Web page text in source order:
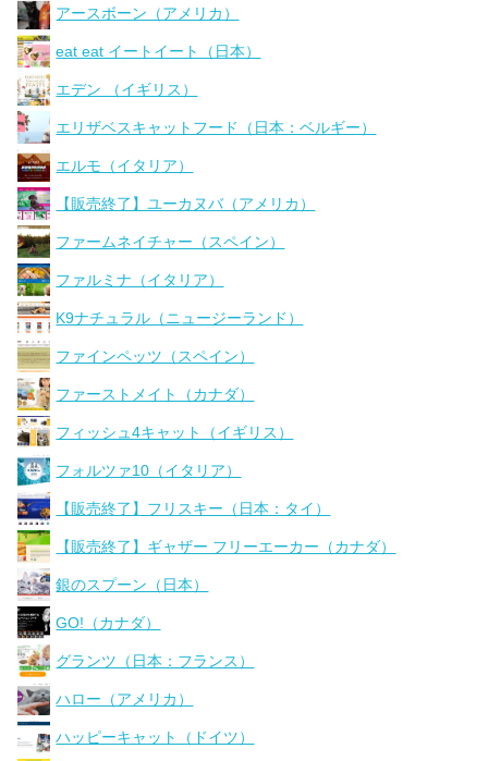
アースボーン（アメリカ）
eat eat イートイート（日本）
エデン （イギリス）
エリザベスキャットフード（日本：ベルギー）
エルモ（イタリア）
【販売終了】ユーカヌバ（アメリカ）
ファームネイチャー（スペイン）
ファルミナ（イタリア）
K9ナチュラル（ニュージーランド）
ファインペッツ（スペイン）
ファーストメイト（カナダ）
フィッシュ4キャット（イギリス）
フォルツァ10（イタリア）
【販売終了】フリスキー（日本：タイ）
【販売終了】ギャザー フリーエーカー（カナダ）
銀のスプーン（日本）
GO!（カナダ）
グランツ（日本：フランス）
ハロー（アメリカ）
ハッピーキャット（ドイツ）